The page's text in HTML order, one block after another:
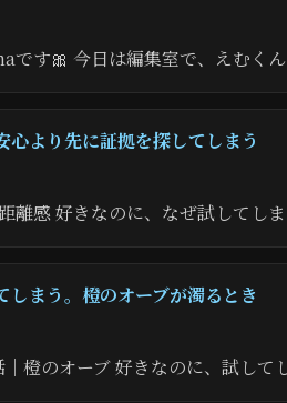
です🎀 今日は編集室で、えむく
心より先に証拠を探してしまう
離感 好きなのに、なぜ試してし
しまう。橙のオーブが濁るとき
橙のオーブ 好きなのに、試して